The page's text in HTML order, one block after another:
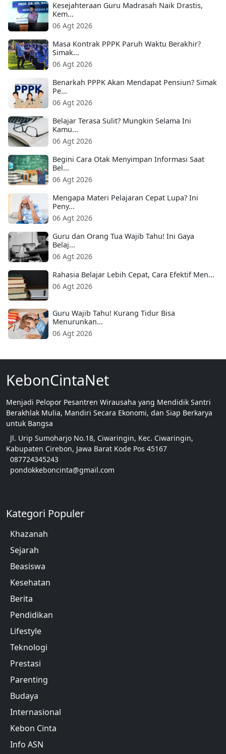
Kesejahteraan Guru Madrasah Naik Drastis,
Kem...
06 Agt 2026
Masa Kontrak PPPK Paruh Waktu Berakhir?
Simak...
06 Agt 2026
Benarkah PPPK Akan Mendapat Pensiun? Simak
Pe...
06 Agt 2026
Belajar Terasa Sulit? Mungkin Selama Ini
Kamu...
06 Agt 2026
Begini Cara Otak Menyimpan Informasi Saat
Bel...
06 Agt 2026
Mengapa Materi Pelajaran Cepat Lupa? Ini
Peny...
06 Agt 2026
Guru dan Orang Tua Wajib Tahu! Ini Gaya
Belaj...
06 Agt 2026
Rahasia Belajar Lebih Cepat, Cara Efektif Men...
06 Agt 2026
Guru Wajib Tahu! Kurang Tidur Bisa
Menurunkan...
06 Agt 2026
KebonCintaNet
Menjadi Pelopor Pesantren Wirausaha yang Mendidik Santri
Berakhlak Mulia, Mandiri Secara Ekonomi, dan Siap Berkarya
untuk Bangsa
Jl. Urip Sumoharjo No.18, Ciwaringin, Kec. Ciwaringin,
Kabupaten Cirebon, Jawa Barat Kode Pos 45167
087724345243
pondokkeboncinta@gmail.com
Kategori Populer
Khazanah
Sejarah
Beasiswa
Kesehatan
Berita
Pendidikan
Lifestyle
Teknologi
Prestasi
Parenting
Budaya
Internasional
Kebon Cinta
Info ASN